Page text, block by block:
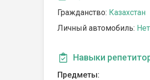
Гражданство: Казахстан
Личный автомобиль: Нет
Навыки
Предметы: